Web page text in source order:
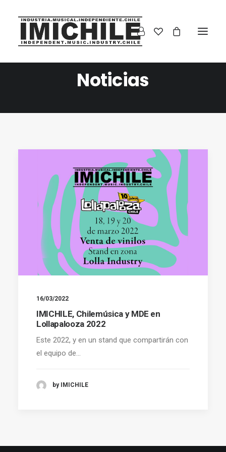
Noticias
16/03/2022
IMICHILE, Chilemúsica y MDE en
Lollapalooza 2022
Este 2022, y en un stand que compartirán con
el equipo de…
by IMICHILE